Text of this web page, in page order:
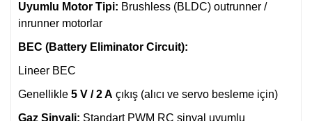
Uyumlu Motor Tipi: Brushless (BLDC) outrunner /
inrunner motorlar
BEC (Battery Eliminator Circuit):
Lineer BEC
Genellikle 5 V / 2 A çıkış (alıcı ve servo besleme için)
Gaz Sinyali: Standart PWM RC sinyal uyumlu